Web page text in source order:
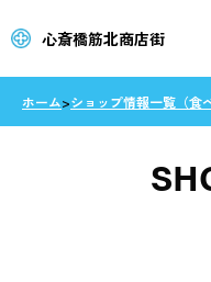
心斎橋筋北商店街
ホーム>ショップ情報一覧（食